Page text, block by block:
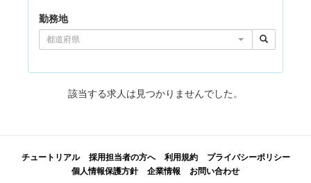
勤務地
都道府県
該当する求人は見つかりませんでした。
チュートリアル 採用担当者の方へ 利用規約
プライバシーポリシー
個人情報保護方針
企業情報 お問い合わせ